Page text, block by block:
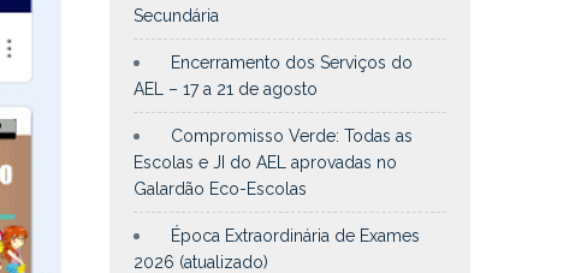
Secundária
Encerramento dos Serviços do
AEL – 17 a 21 de agosto
Compromisso Verde: Todas as
Escolas e JI do AEL aprovadas no
Galardão Eco-Escolas
Época Extraordinária de Exames
2026 (atualizado)